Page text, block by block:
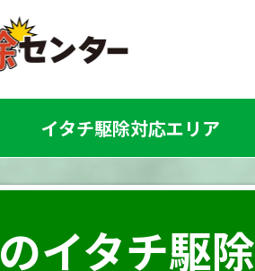
イタチ駆除対応エリア
のイタチ駆除